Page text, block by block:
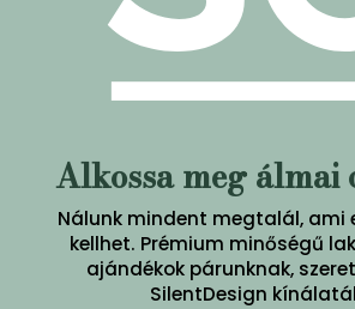
Alkossa meg álmai
Nálunk mindent megtalál, ami
kellhet. Prémium minőségű
ajándékok párunknak,
SilentDesign